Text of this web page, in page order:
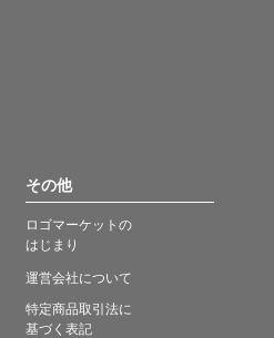
その他
ロゴマーケットの
はじまり
運営会社について
特定商品取引法に
基づく表記